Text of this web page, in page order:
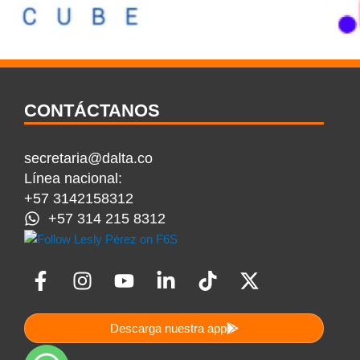
CONTÁCTANOS
secretaria@dalta.co
Línea nacional:
+57 3142158312
+57 314 215 8312
F
a
c
b
I
n
s
Y
o
u
t
L
i
n
k
T
i
k
t
X
-
t
Descarga nuestra app